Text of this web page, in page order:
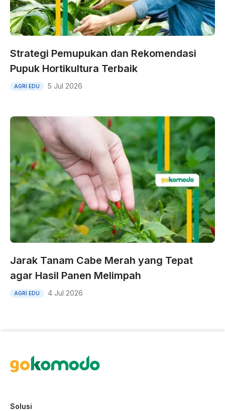
Strategi Pemupukan dan Rekomendasi
Pupuk Hortikultura Terbaik
AGRI EDU 5 Jul 2026
Jarak Tanam Cabe Merah yang Tepat
agar Hasil Panen Melimpah
AGRI EDU 4 Jul 2026
Solusi